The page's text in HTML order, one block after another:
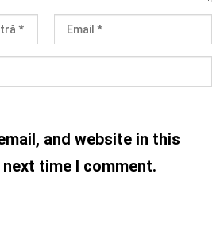
and website in this
time I comment.